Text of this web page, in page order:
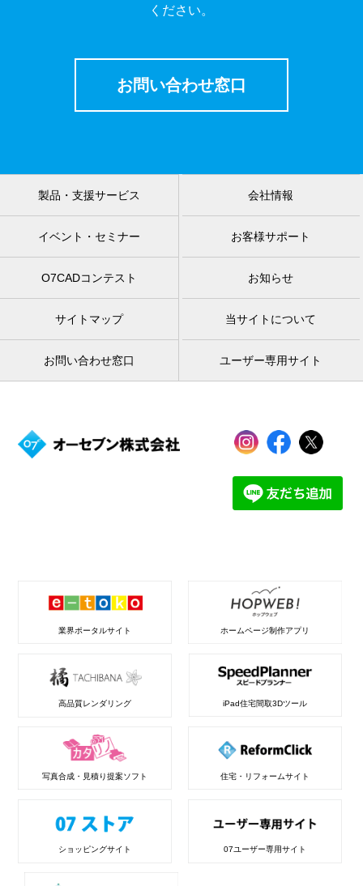
ください。
お問い合わせ窓口
製品・支援サービス 会社情報
イベント・セミナー お客様サポート
O7CADコンテスト お知らせ
サイトマップ 当サイトについて
お問い合わせ窓口 ユーザー専用サイト
業界ポータルサイト ホームページ制作アプリ
高品質レンダリング iPad住宅間取3Dツール
写真合成・見積り提案ソフト 住宅・リフォームサイト
ショッピングサイト 07ユーザー専用サイト